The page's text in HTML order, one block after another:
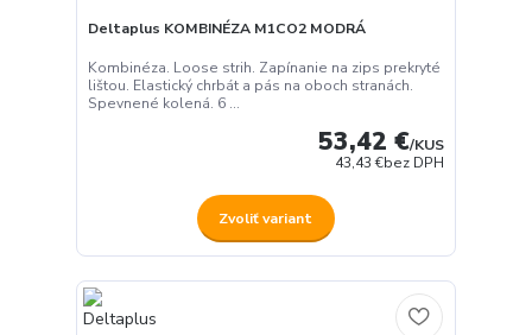
Deltaplus KOMBINÉZA M1CO2 MODRÁ
Kombinéza. Loose strih. Zapínanie na zips prekryté
lištou. Elastický chrbát a pás na oboch stranách.
Spevnené kolená. 6 ...
53,42 €/KUS
43,43 €bez DPH
Zvoliť variant